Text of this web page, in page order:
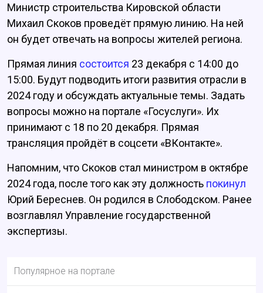
Министр строительства Кировской области
Михаил Скоков проведёт прямую линию. На ней
он будет отвечать на вопросы жителей региона.
Прямая линия состоится 23 декабря с 14:00 до
15:00. Будут подводить итоги развития отрасли в
2024 году и обсуждать актуальные темы. Задать
вопросы можно на портале «Госуслуги». Их
принимают с 18 по 20 декабря. Прямая
трансляция пройдёт в соцсети «ВКонтакте».
Напомним, что Скоков стал министром в октябре
2024 года, после того как эту должность покинул
Юрий Береснев. Он родился в Слободском. Ранее
возглавлял Управление государственной
экспертизы.
Популярное на портале